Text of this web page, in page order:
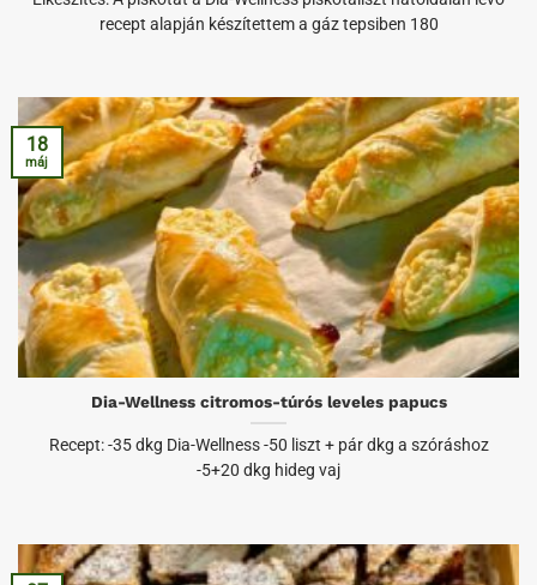
recept alapján készítettem a gáz tepsiben 180
Dia-Wellness citromos-túrós leveles papucs
Recept: -35 dkg Dia-Wellness -50 liszt + pár dkg a szóráshoz
-5+20 dkg hideg vaj
18
máj